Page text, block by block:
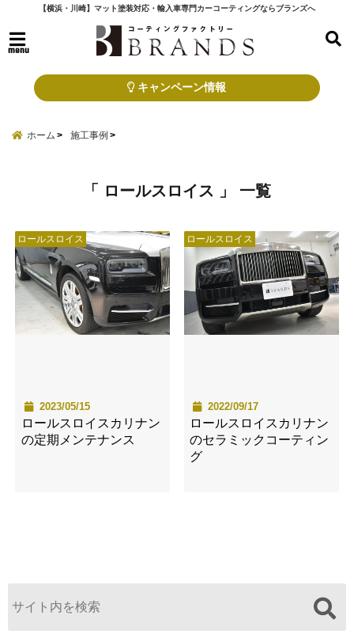
【横浜・川崎】マット塗装対応・輸入車専門カーコーティングならブランズへ
menu
キャンペーン情報
ホーム 施工事例
「 ロールスロイス 」 一覧
ロールスロイス
2023/05/15
ロールスロイスカリナン
の定期メンテナンス
ロールスロイス
2022/09/17
ロールスロイスカリナン
のセラミックコーティン
グ